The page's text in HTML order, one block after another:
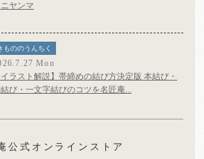
ヤンマ
もののうんちく
Mon
イラスト解説】帯締めの結び方決定版 本結び・
び・一文字結びのコツを名匠庵...
公式オンラインストア